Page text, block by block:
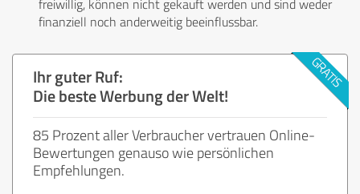
freiwillig, können nicht gekauft werden und sind weder
finanziell noch anderweitig beeinflussbar.
Ihr guter Ruf:
Die beste Werbung der Welt!
85 Prozent aller Verbraucher vertrauen Online-
Bewertungen genauso wie persönlichen
Empfehlungen.